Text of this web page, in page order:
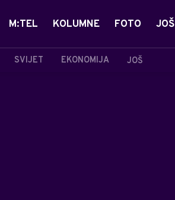
SVIJET EKONOMIJA JOŠ
M:TEL KOLUMNE FOTO JOŠ